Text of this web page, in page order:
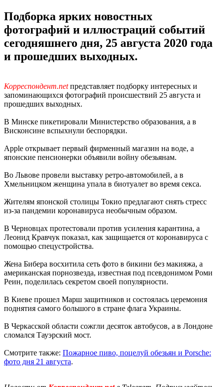
Подборка ярких новостных
фотографий и иллюстраций событий
сегодняшнего дня, 25 августа 2020 года
и прошедших выходных.
Корреспондент.netпредставляет подборку интересных и
запоминающихся фотографий происшествий 25 августа и
прошедших выходных.
В Минске пикетировали Министерство образования, а в
Висконсине вспыхнули беспорядки.
Apple открывает первый фирменный магазин на воде, а
японские пенсионерки объявили войну обезьянам.
Во Львове провели выставку ретро-автомобилей, а в
Хмельницком женщина упала в биотуалет во время секса.
Жителям японской столицы Токио предлагают снять стресс
из-за пандемии коронавируса необычным образом.
В Черновцах протестовали против усиления карантина, а
Леонид Кравчук показал, как защищается от коронавируса с
помощью спецустройства.
Жена Бибера восхитила сеть фото в бикини без макияжа, а
американская порнозвезда, известная под псевдонимом Роми
Реин, поделилась секретом своей популярности.
В Киеве прошел Марш защитников и состоялась церемония
поднятия самого большого в стране флага Украины.
В Черкасской области сожгли десяток автобусов, а в Лондоне
сломался Тауэрский мост.
Смотрите также: Пожарное пиво, поцелуй обезьян и Porsche:
фото дня 21 августа.